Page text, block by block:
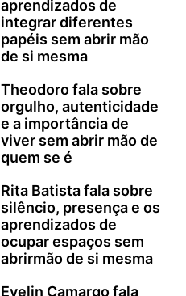
aprendizados de
integrar diferentes
papéis sem abrir mão
de si mesma
Theodoro fala sobre
orgulho, autenticidade
e a importância de
viver sem abrir mão de
quem se é
Rita Batista fala sobre
silêncio, presença e os
aprendizados de
ocupar espaços sem
abrirmão de si mesma
Evelin Camargo fala